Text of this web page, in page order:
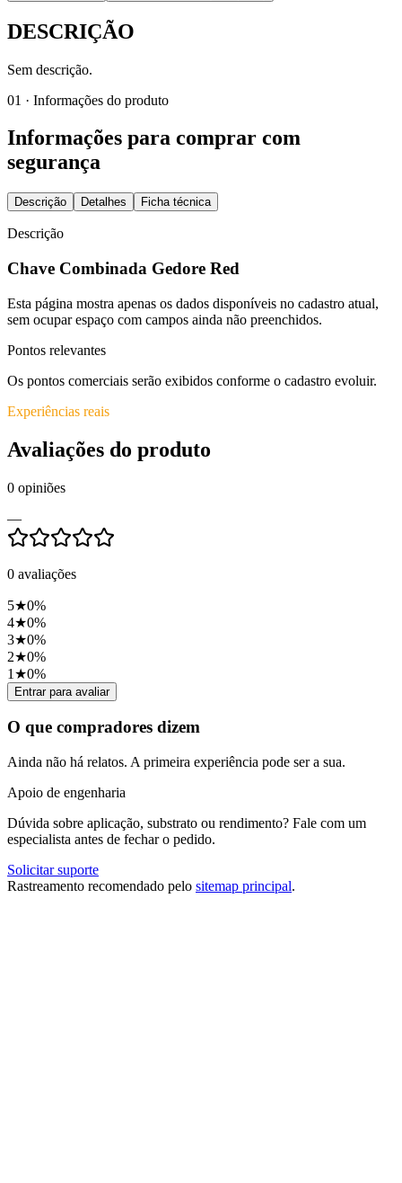
DESCRIÇÃO
Sem descrição.
01 · Informações do produto
Informações para comprar com
segurança
Descrição Detalhes Ficha técnica
Descrição
Chave Combinada Gedore Red
Esta página mostra apenas os dados disponíveis no cadastro atual,
sem ocupar espaço com campos ainda não preenchidos.
Pontos relevantes
Os pontos comerciais serão exibidos conforme o cadastro evoluir.
Experiências reais
Avaliações do produto
0 opiniões
—
0 avaliações
5★0%
4★0%
3★0%
2★0%
1 ★0%
Entrar para avaliar
O que compradores dizem
Ainda não há relatos. A primeira experiência pode ser a sua.
Apoio de engenharia
Dúvida sobre aplicação, substrato ou rendimento? Fale com um
especialista antes de fechar o pedido.
Solicitar suporte
Rastreamento recomendado pelo sitemap principal.